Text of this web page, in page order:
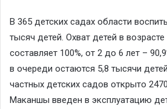
В 365 детских садах области
тысяч детей. Охват детей в
составляет 100%, от 2 до 6 лет –
в очереди остаются 5,8 тысячи
частных детских садов открыто
Маканшы введен в эксплуатацию